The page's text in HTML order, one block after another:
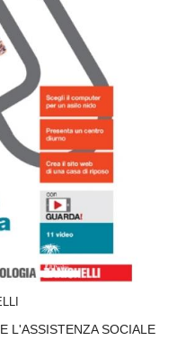
L'ASSISTENZA SOCIALE